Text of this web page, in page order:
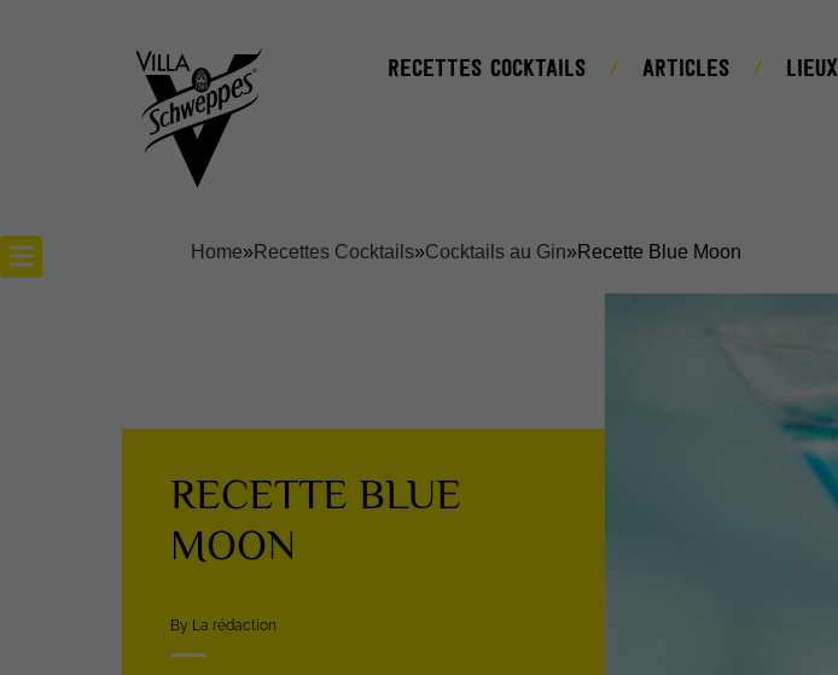
RECETTES COCKTAILS ARTICLES LIEUX
Actualités
Home» Recettes Cocktails»Cocktails au Gin» Recette Blue Moon
RECETTE BLUE
MOON
By La rédaction